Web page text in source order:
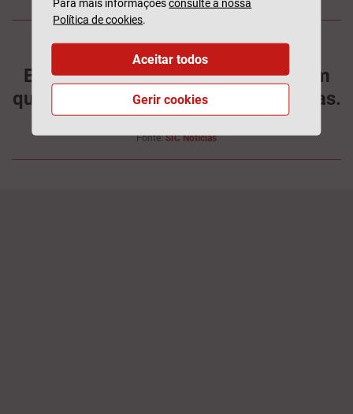
Em 2024, a GNR e a PSP registaram
quase 900 ataques de cães a pessoas.
Fonte:SIC Notícias
Para mais informaçõesconsulte a nossa
Política de cookies.
Gerir cookies
Aceitar todos